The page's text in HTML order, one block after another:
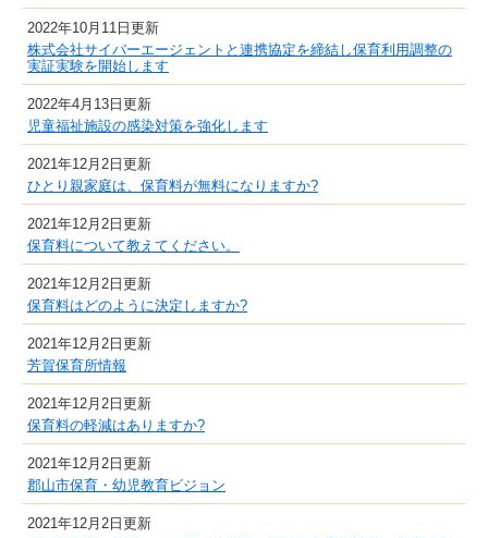
2022年10月11日更新
株式会社サイバーエージェントと連携協定を締結し保育利用調整の
実証実験を開始します
2022年4月13日更新
児童福祉施設の感染対策を強化します
2021年12月2日更新
ひとり親家庭は、保育料が無料になりますか?
2021年12月2日更新
保育料について教えてください。
2021年12月2日更新
保育料はどのように決定しますか?
2021年12月2日更新
芳賀保育所情報
2021年12月2日更新
保育料の軽減はありますか?
2021年12月2日更新
郡山市保育・幼児教育ビジョン
2021年12月2日更新